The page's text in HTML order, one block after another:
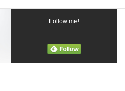
Follow me!